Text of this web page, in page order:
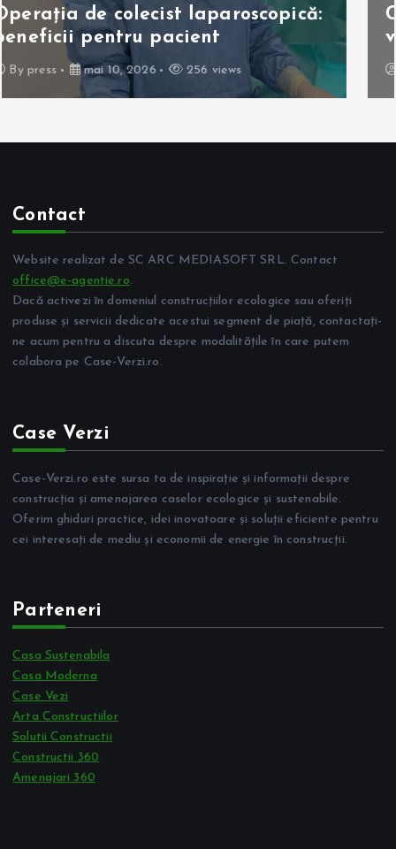
Ce aparate smart îți ușurează
viața?
By press aprilie 24, 2026 276 views
Contact
Website realizat de SC ARC MEDIASOFT SRL. Contact
office@e-agentie.ro.
Dacă activezi în domeniul construcțiilor ecologice sau oferiți
produse și servicii dedicate acestui segment de piață, contactați-
ne acum pentru a discuta despre modalitățile în care putem
colabora pe Case-Verzi.ro.
Case Verzi
Case-Verzi.ro este sursa ta de inspirație și informații despre
construcția și amenajarea caselor ecologice și sustenabile.
Oferim ghiduri practice, idei inovatoare și soluții eficiente pentru
cei interesați de mediu și economii de energie în construcții.
Parteneri
Casa Sustenabila
Casa Moderna
Case Vezi
Arta Constructiilor
Solutii Constructii
Constructii 360
Amenajari 360